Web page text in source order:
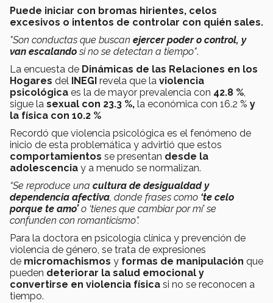
Puede iniciar con bromas hirientes, celos
excesivos o intentos de controlar con quién sales.
"Son conductas que buscan ejercer poder o control, y
van escalandosi no se detectan a tiempo".
La encuesta de Dinámicas de las Relaciones en los
Hogares del INEGI revela que la violencia
psicológica es la de mayor prevalencia con 42.8 %,
sigue la sexual con 23.3 %, la económica con 16.2 % y
la física con 10.2 %
Recordó que violencia psicológica es el fenómeno de
inicio de esta problemática y advirtió que estos
comportamientos se presentan desde la
adolescencia y a menudo se normalizan.
“Se reproduce una cultura de desigualdad y
dependencia afectiva, donde frases como ‘te celo
porque te amo’o ‘tienes que cambiar por mí’ se
confunden con romanticismo”.
Para la doctora en psicología clínica y prevención de
violencia de género, se trata de expresiones
de micromachismos y formas de manipulación que
pueden deteriorar la salud emocional y
convertirse en violencia física si no se reconocen a
tiempo.